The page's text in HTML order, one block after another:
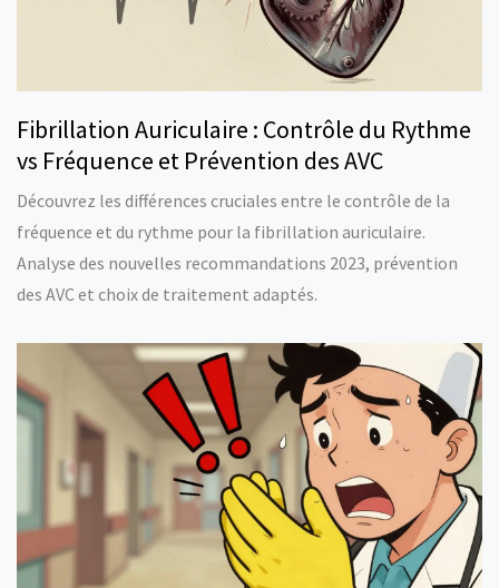
Fibrillation Auriculaire : Contrôle du Rythme
vs Fréquence et Prévention des AVC
Découvrez les différences cruciales entre le contrôle de la
fréquence et du rythme pour la fibrillation auriculaire.
Analyse des nouvelles recommandations 2023, prévention
des AVC et choix de traitement adaptés.